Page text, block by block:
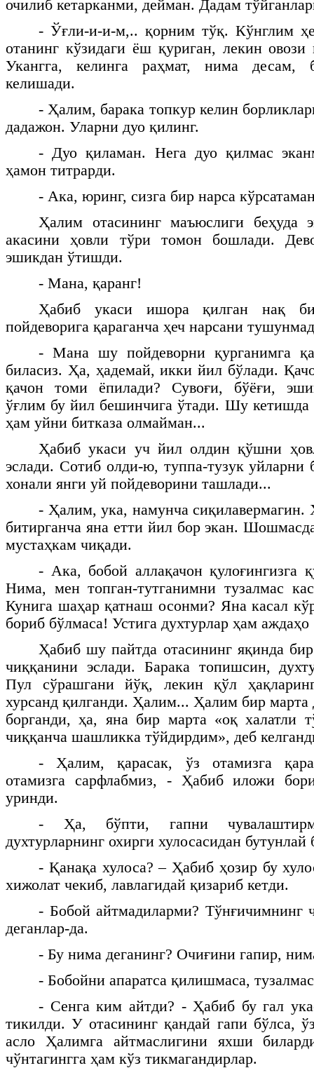
очилиб кетарканми, дейман. Дадам
- Ўғли-и-и-м,.. қорним тўқ. Кўнглим
отанинг кўзидаги ёш қуриган, лекин
Укангга, келинга раҳмат, нима
келишади.
- Ҳалим, барака топкур келин
дадажон. Уларни дуо қилинг.
- Дуо қиламан. Нега дуо қилмас
ҳамон титрарди.
- Ака, юринг, сизга бир нарса
Ҳалим отасининг маъюслиги беҳуда
акасини ҳовли тўри томон бошлади.
эшикдан ўтишди.
- Мана, қаранг!
Ҳабиб укаси ишора қилган нақ
пойдеворига қараганча ҳеч нарсани
- Мана шу пойдеворни қурганимга
биласиз. Ҳа, ҳадемай, икки йил бўлади.
қачон томи ёпилади? Сувоғи, бўёғи,
ўғлим бу йил бешинчига ўтади. Шу кетишда
ҳам уйни битказа олмайман...
Ҳабиб укаси уч йил олдин қўшни
эслади. Сотиб олди-ю, туппа-тузук уйларни
хонали янги уй пойдеворини ташлади...
- Ҳалим, ука, намунча сиқилавермагин.
битирганча яна етти йил бор экан.
мустаҳкам чиқади.
- Ака, бобой аллақачон қулоғингизга
Нима, мен топган-тутганимни тузалмас
Кунига шаҳар қатнаш осонми? Яна касал
бориб бўлмаса! Устига духтурлар ҳам
Ҳабиб шу пайтда отасининг яқинда
чиққанини эслади. Барака топишсин,
Пул сўрашгани йўқ, лекин қўл
хурсанд қилганди. Ҳалим... Ҳалим бир марта
борганди, ҳа, яна бир марта «оқ халатли
чиққанча шашликка тўйдирдим», деб
- Ҳалим, қарасак, ўз отамизга
отамизга сарфлабмиз, - Ҳабиб иложи
уринди.
- Ҳа, бўпти, гапни
духтурларнинг охирги хулосасидан бутунлай
- Қанақа хулоса? – Ҳабиб ҳозир бу
хижолат чекиб, лавлагидай қизариб кетди.
- Бобой айтмадиларми? Тўнғичимнинг
деганлар-да.
- Бу нима деганинг? Очиғини гапир,
- Бобойни апаратса қилишмаса,
- Сенга ким айтди? - Ҳабиб бу гал
тикилди. У отасининг қандай гапи бўлса,
асло Ҳалимга айтмаслигини яхши
чўнтагингга ҳам кўз тикмагандирлар.